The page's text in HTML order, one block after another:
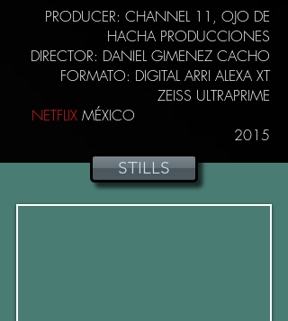
PRODUCER: CHANNEL 11, OJO DE
HACHA PRODUCCIONES
DIRECTOR: DANIEL GIMENEZ CACHO
FORMATO: DIGITAL ARRI ALEXA XT
ZEISS ULTRAPRIME
NETFLIX MÉXICO
2015
STILLS